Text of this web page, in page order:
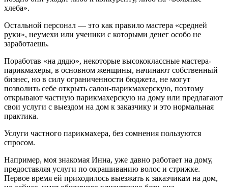
хлеба».
Остальной персонал — это как правило мастера «средней
руки», неумехи или ученики с которыми денег особо не
заработаешь.
Поработав «на дядю», некоторые высококлассные мастера-
парикмахеры, в основном женщины, начинают собственный
бизнес, но в силу ограниченности бюджета, не могут
позволить себе открыть салон-парикмахерскую, поэтому
открывают частную парикмахерскую на дому или предлагают
свои услуги с выездом на дом к заказчику и это нормальная
практика.
Услуги частного парикмахера, без сомнения пользуются
спросом.
Например, моя знакомая Инна, уже давно работает на дому,
предоставляя услуги по окрашиванию волос и стрижке.
Первое время ей приходилось выезжать к заказчикам на дом,